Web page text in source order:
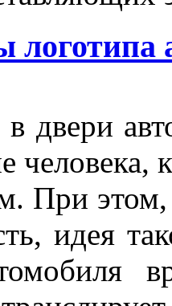
логотипа
двери
человека,
При этом,
идея